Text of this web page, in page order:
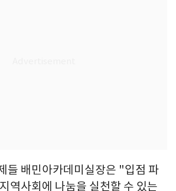
들 배민아카데미실장은 "입점 파
역사회에 나눔을 실천할 수 있는